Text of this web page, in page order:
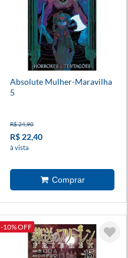
Absolute Mulher-Maravilha
5
R$ 24,90
R$ 22,40
à vista
-10% OFF